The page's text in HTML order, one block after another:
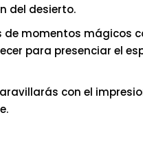
del desierto.
de momentos mágicos
para presenciar el
con el